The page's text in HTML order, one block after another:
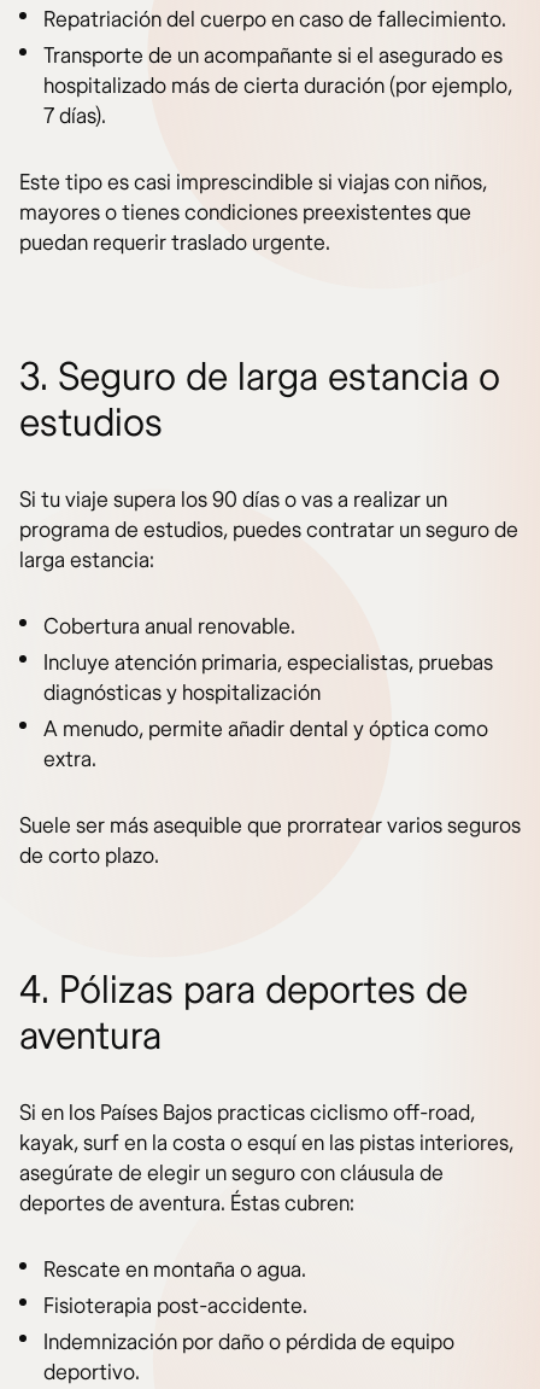
Repatriación del cuerpo en caso de fallecimiento.
Transporte de un acompañante si el asegurado es
hospitalizado más de cierta duración (por ejemplo,
7 días).
Este tipo es casi imprescindible si viajas con niños,
mayores o tienes condiciones preexistentes que
puedan requerir traslado urgente.
3. Seguro de larga estancia o
estudios
Si tu viaje supera los 90 días o vas a realizar un
programa de estudios, puedes contratar un seguro de
larga estancia:
Cobertura anual renovable.
Incluye atención primaria, especialistas, pruebas
diagnósticas y hospitalización
A menudo, permite añadir dental y óptica como
extra.
Suele ser más asequible que prorratear varios seguros
de corto plazo.
4. Pólizas para deportes de
aventura
Si en los Países Bajos practicas ciclismo off-road,
kayak, surf en la costa o esquí en las pistas interiores,
asegúrate de elegir un seguro con cláusula de
deportes de aventura. Éstas cubren:
Rescate en montaña o agua.
Fisioterapia post-accidente.
Indemnización por daño o pérdida de equipo
deportivo.